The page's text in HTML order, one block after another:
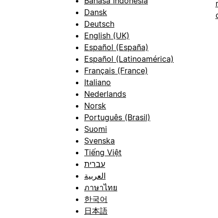
Dansk
Deutsch
English (UK)
Español (España)
Español (Latinoamérica)
Français (France)
Italiano
Nederlands
Norsk
Português (Brasil)
Suomi
Svenska
Tiếng Việt
עברית
العربية
ภาษาไทย
한국어
日本語